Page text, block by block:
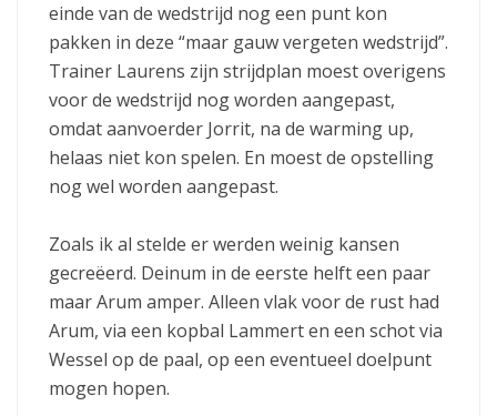
einde van de wedstrijd nog een punt kon
pakken in deze “maar gauw vergeten wedstrijd”.
Trainer Laurens zijn strijdplan moest overigens
voor de wedstrijd nog worden aangepast,
omdat aanvoerder Jorrit, na de warming up,
helaas niet kon spelen. En moest de opstelling
nog wel worden aangepast.
Zoals ik al stelde er werden weinig kansen
gecreëerd. Deinum in de eerste helft een paar
maar Arum amper. Alleen vlak voor de rust had
Arum, via een kopbal Lammert en een schot via
Wessel op de paal, op een eventueel doelpunt
mogen hopen.